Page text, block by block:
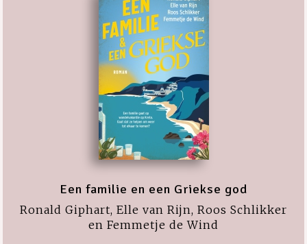
Een familie en een Griekse god
Ronald Giphart, Elle van Rijn, Roos Schlikker
en Femmetje de Wind